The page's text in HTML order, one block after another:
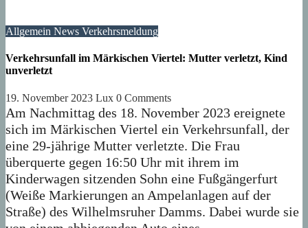
Allgemein News Verkehrsmeldung
Verkehrsunfall im Märkischen Viertel: Mutter verletzt, Kind
unverletzt
19. November 2023 Lux 0 Comments
Am Nachmittag des 18. November 2023 ereignete
sich im Märkischen Viertel ein Verkehrsunfall, der
eine 29-jährige Mutter verletzte. Die Frau
überquerte gegen 16:50 Uhr mit ihrem im
Kinderwagen sitzenden Sohn eine Fußgängerfurt
(Weiße Markierungen an Ampelanlagen auf der
Straße) des Wilhelmsruher Damms. Dabei wurde sie